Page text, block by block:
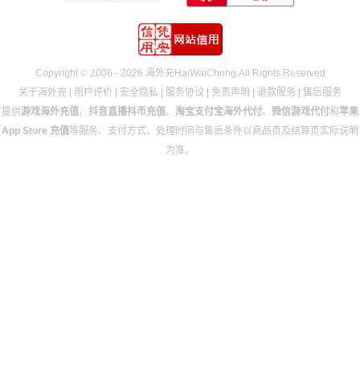
Copyright © 2006 - 2026 海外充HaiWaiChong.All Rights Reserved
关于海外充 | 用户评价 | 安全隐私 | 服务协议 | 免责声明 | 退款服务 | 售后服务
提供游戏海外充值、 抖音直播抖币充值、 淘宝支付宝海外代付、 微信游戏代付和 苹果
App Store 充值等服务。支付方式、处理时间与售后条件以商品页及结算页实际说明
为准。